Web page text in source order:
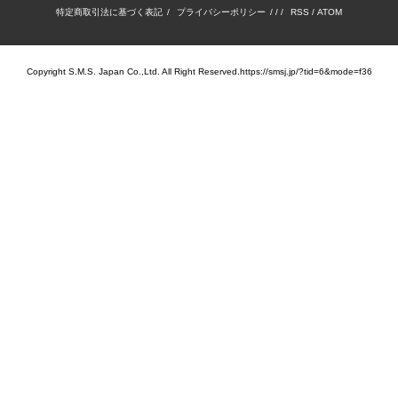
特定商取引法に基づく表記 / プライバシーポリシー / / / RSS / ATOM
Copyright S.M.S. Japan Co.,Ltd. All Right Reserved.https://smsj.jp/?tid=6&mode=f36